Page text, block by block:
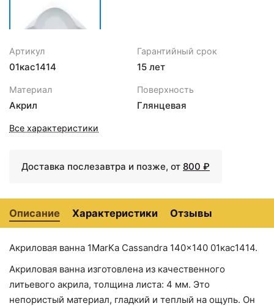
Haiba HB8406-4 Бронза
Стакан для зубных щеток
₽
Стакан для зубных щеток
Сушилка для белья Fixsen
41536 ₽
Акриловая ванна 1MarKa
Cassandra 140x140
гидромассажа
Артикул
01кас1414
Гарантийный срок
15 лет
Материал
Акрил
Поверхность
Глянцевая
Все характеристики
Доставка послезавтра и позже, от 800 ₽
Описание Характеристики Отзывы
Акриловая ванна 1MarKa Cassandra 140x140 01кас1414.
Акриловая ванна изготовлена из качественного
литьевого акрила, толщина листа: 4 мм. Это
непористый материал, гладкий и теплый на ощупь. Он